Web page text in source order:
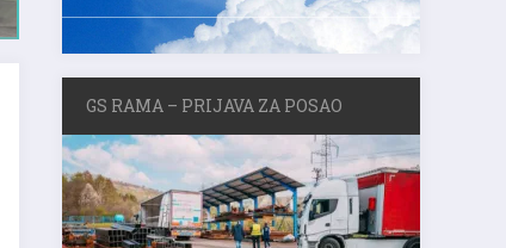
GS RAMA – PRIJAVA ZA POSAO